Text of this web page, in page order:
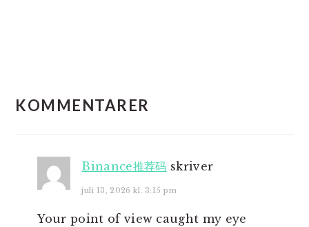
KOMMENTARER
Binance推荐码 skriver
juli 13, 2026 kl. 3:15 pm
Your point of view caught my eye